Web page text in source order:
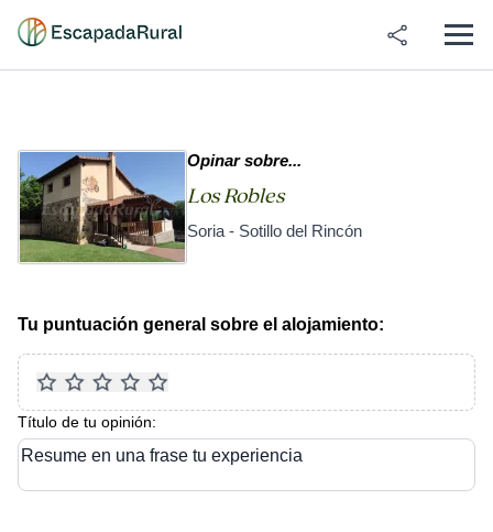
Opinar sobre...
Los Robles
Soria - Sotillo del Rincón
Tu puntuación general sobre el alojamiento:
Título de tu opinión:
Resume en una frase tu experiencia